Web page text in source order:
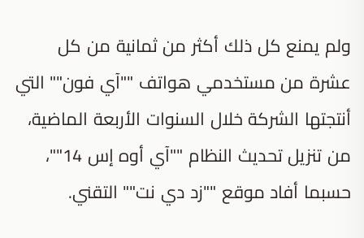
ولم يمنع كل ذلك أكثر من ثمانية من كل
عشرة من مستخدمي هواتف ""آي فون"" التي
أنتجتها الشركة خلال السنوات الأربعة الماضية،
من تنزيل تحديث النظام ""آي أوه إس 14""،
حسبما أفاد موقع ""زد دي نت"" التقني.